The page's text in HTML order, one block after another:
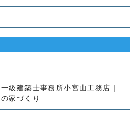
級建築士事務所小宮山工務店｜
家づくり